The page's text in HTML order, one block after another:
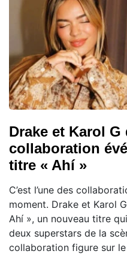
Drake et Karol
collaboration
titre « Ahí »
C’est l’une des
moment. Drake et Karol
Ahí », un nouveau titre
deux superstars de la
collaboration figure sur